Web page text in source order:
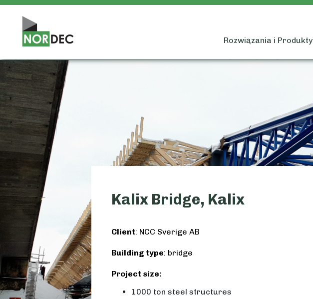
Rozwiązania i Produkty
Kalix Bridge, Kalix
Client: NCC Sverige AB
Building type: bridge
Project size:
1000 ton steel structures